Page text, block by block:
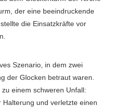
der eine beeindruckende
die Einsatzkräfte vor
Szenario, in dem zwei
der Glocken betraut waren.
einem schweren Unfall:
und verletzte einen